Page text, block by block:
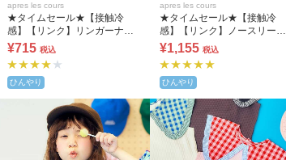
apres les cours
★タイムセール★【接触冷
感】【リンク】リンガーナン
バリングTシャツ
¥715 税込
ひんやり
apres les cours
★タイムセール★【接触冷
感】【リンク】ノースリーブ
プリーツナンバリングワンピ
ース
¥1,155 税込
ひんやり